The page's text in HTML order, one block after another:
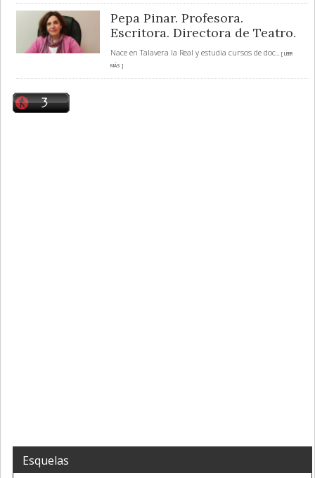
Pepa Pinar. Profesora.
Escritora. Directora de Teatro.
Nace en Talavera la Real y estudia cursos de doc... [ LEER
MÁS ]
Esquelas